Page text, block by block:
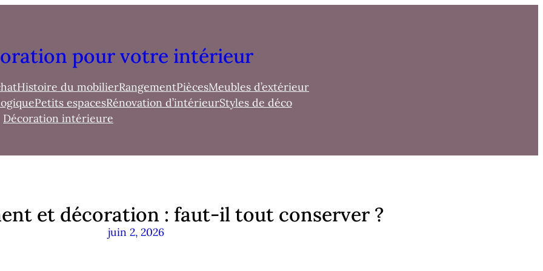
pour votre intérieur
Histoire du mobilierRangementPiècesMeubles d’extérieur
Petits espacesRénovation d’intérieurStyles de déco
Décoration intérieure
et décoration : faut-il tout conserver ?
juin 2, 2026